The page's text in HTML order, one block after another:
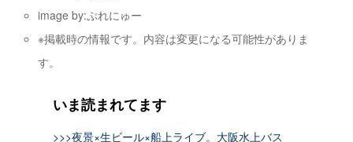
image by:ぷれにゅー
※掲載時の情報です。内容は変更になる可能性がありま
す。
いま読まれてます
>>>夜景×生ビール×船上ライブ。大阪水上バス